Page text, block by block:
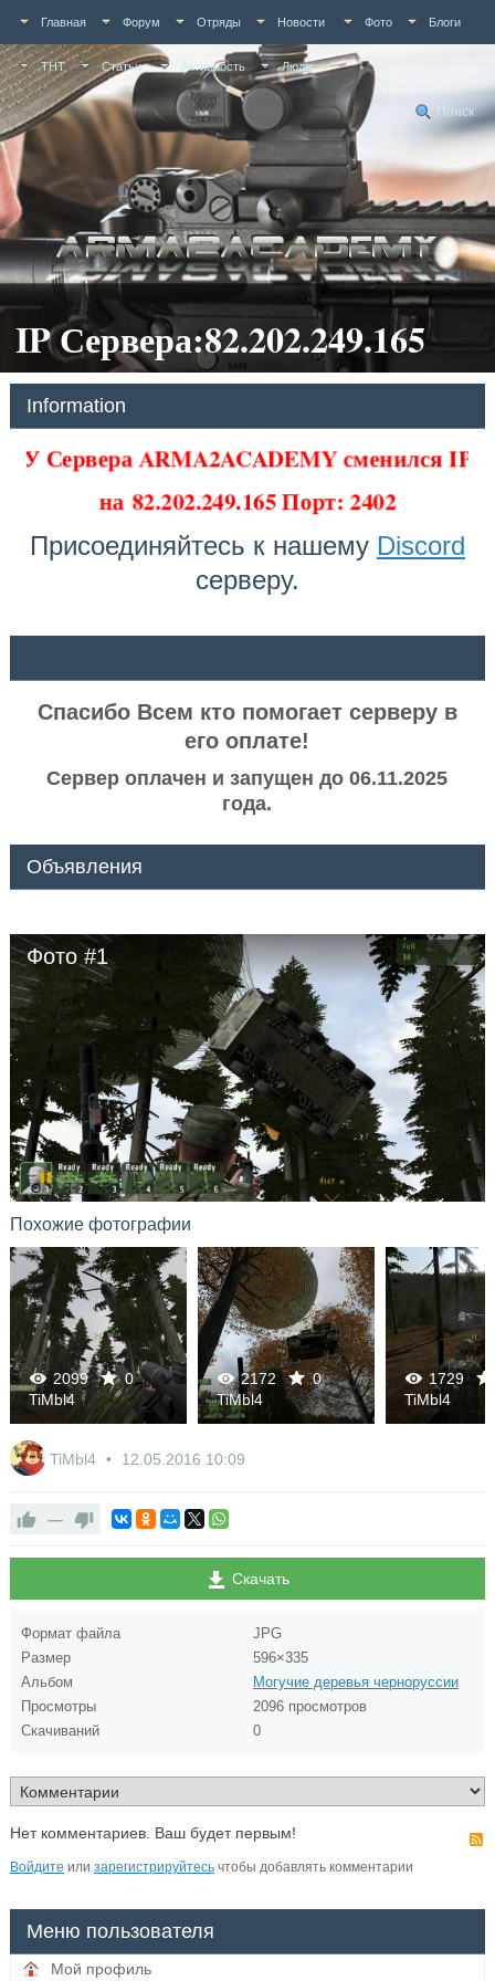
Главная Форум Отряды Новости Фото Блоги
ТНТ Статьи Активность Люди
Поиск
IP Сервера:82.202.249.165
Information
У Сервера ARMA2ACADEMY сменился IP
на82.202.249.165 Порт: 2402
Присоединяйтесь к нашему Discord
серверу.
Спасибо Всем кто помогает серверу в
его оплате!
Сервер оплачен и запущен до 06.11.2025
года.
Объявления
Фото #1
Похожие фотографии
2099
0
0
TiMbl4
2172
0
0
TiMbl4
1729
0
TiMbl4
TiMbl4 12.05.2016 10:09
—
Скачать
Формат файла
JPG
Размер
596×335
Альбом
Могучие деревья черноруссии
Просмотры
2096 просмотров
Скачиваний
0
Нет комментариев. Ваш будет первым!
Войдите или зарегистрируйтесьчтобы добавлять комментарии
Меню пользователя
Мой профиль